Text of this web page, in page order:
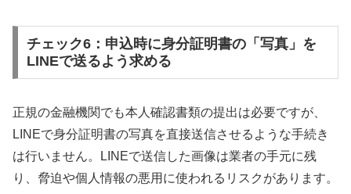
チェック6：申込時に身分証明書の「写真」を
LINEで送るよう求める
正規の金融機関でも本人確認書類の提出は必要ですが、
LINEで身分証明書の写真を直接送信させるような手続き
は行いません。LINEで送信した画像は業者の手元に残
り、脅迫や個人情報の悪用に使われるリスクがあります。